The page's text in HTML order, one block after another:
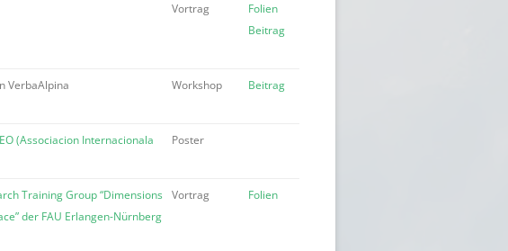
Vortrag
Folien
Beitrag
VerbaAlpina Workshop Beitrag
(Associacion Internacionala
Poster
Training Group “Dimensions
der FAU Erlangen-Nürnberg
Vortrag Folien